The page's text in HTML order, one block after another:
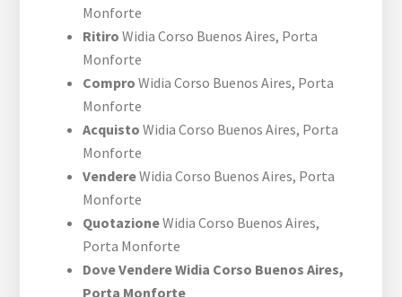
Monforte
Ritiro Widia ​Corso Buenos Aires,​ Porta
Monforte
Compro Widia ​Corso Buenos Aires,​ Porta
Monforte
Acquisto Widia ​Corso Buenos Aires,​ Porta
Monforte
VendereWidia ​Corso Buenos Aires,​ Porta
Monforte
QuotazioneWidia ​Corso Buenos Aires,​
Porta Monforte
Dove Vendere Widia ​Corso Buenos Aires,​
Porta Monforte